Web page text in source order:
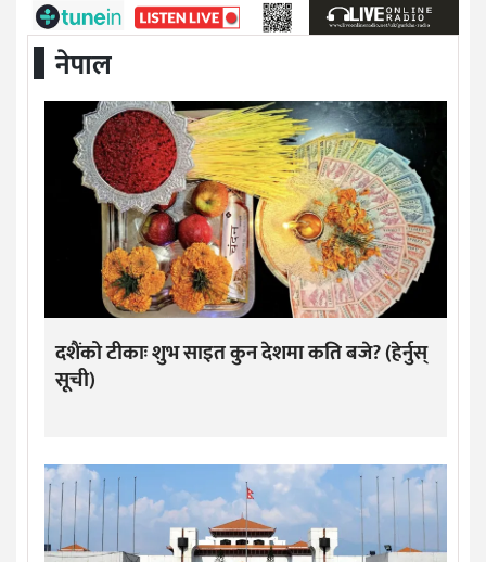
नेपाल
दशैंको टीकाः शुभ साइत कुन देशमा कति बजे? (हेर्नुस्
सूची)